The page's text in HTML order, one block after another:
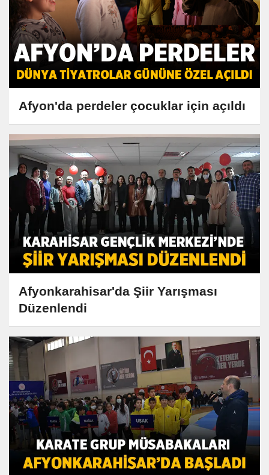
Afyon'da perdeler çocuklar için açıldı
Afyonkarahisar'da Şiir Yarışması
Düzenlendi